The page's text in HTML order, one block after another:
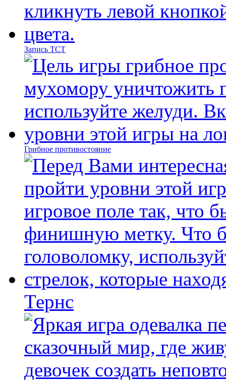
Запись ТСТ
Грибное противостояние
Тернс